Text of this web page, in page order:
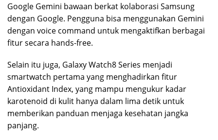
Google Gemini bawaan berkat kolaborasi Samsung
dengan Google. Pengguna bisa menggunakan Gemini
dengan voice command untuk mengaktifkan berbagai
fitur secara hands-free.
Selain itu juga, Galaxy Watch8 Series menjadi
smartwatch pertama yang menghadirkan fitur
Antioxidant Index, yang mampu mengukur kadar
karotenoid di kulit hanya dalam lima detik untuk
memberikan panduan menjaga kesehatan jangka
panjang.